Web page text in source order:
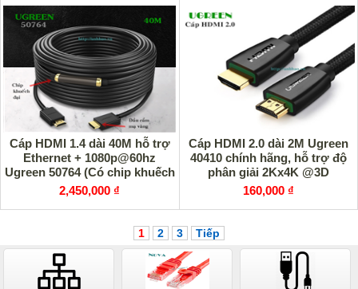
Cáp HDMI 1.4 dài 40M hỗ trợ
Ethernet + 1080p@60hz
Ugreen 50764 (Có chip khuếch
đại)
2,450,000 ₫
Cáp HDMI 2.0 dài 2M Ugreen
40410 chính hãng, hỗ trợ độ
phân giải 2Kx4K @3D
160,000 ₫
1 2 3 Tiếp